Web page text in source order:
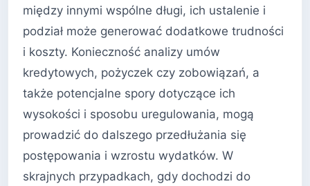
między innymi wspólne długi, ich ustalenie i
podział może generować dodatkowe trudności
i koszty. Konieczność analizy umów
kredytowych, pożyczek czy zobowiązań, a
także potencjalne spory dotyczące ich
wysokości i sposobu uregulowania, mogą
prowadzić do dalszego przedłużania się
postępowania i wzrostu wydatków. W
skrajnych przypadkach, gdy dochodzi do